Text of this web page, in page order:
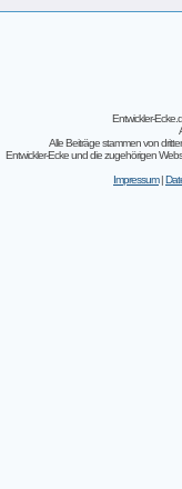
Entwickler-
Alle Beiträge stammen von
Entwickler-Ecke und die zugehörigen
Impressum|